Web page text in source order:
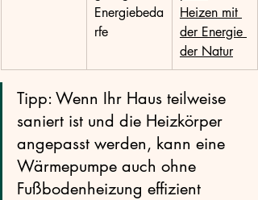
Energiebeda
rfe
Heizen mit
der Energie
der Natur
Tipp: Wenn Ihr Haus teilweise
saniert ist und die Heizkörper
angepasst werden, kann eine
Wärmepumpe auch ohne
Fußbodenheizung effizient